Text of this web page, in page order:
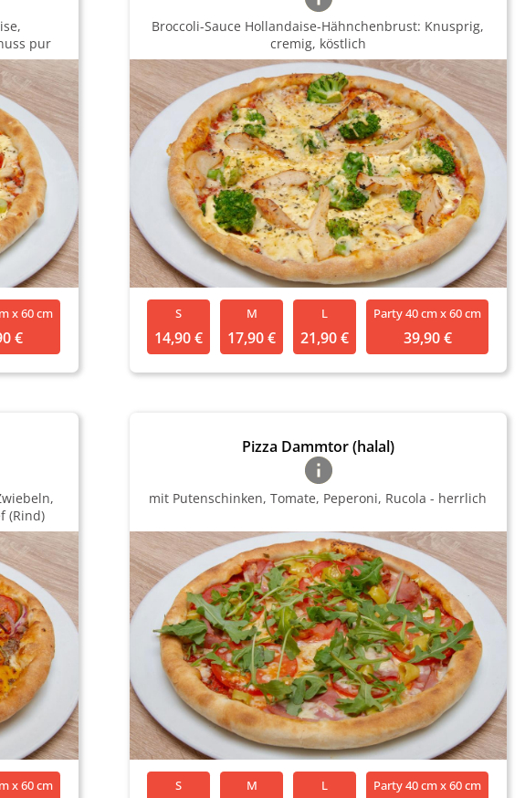
pur
x 60 cm
€
Broccoli-Sauce Hollandaise-Hähnchenbrust: Knusprig,
cremig, köstlich
S
14,90 €
M
17,90 €
L
21,90 €
Party 40 cm x 60 cm
39,90 €
(Rind)
x 60 cm
Pizza Dammtor (halal)
mit Putenschinken, Tomate, Peperoni, Rucola - herrlich
S M L Party 40 cm x 60 cm